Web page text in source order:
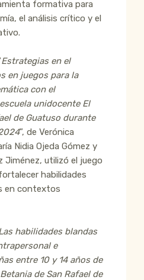
formativa para
el análisis crítico y el
Estrategias en el
en juegos para la
con el
unidocente El
de Guatuso durante
”, de Verónica
Nidia Ojeda Gómez y
Jiménez, utilizó el juego
habilidades
en contextos
habilidades blandas
e
entre 10 y 14 años de
de San Rafael de